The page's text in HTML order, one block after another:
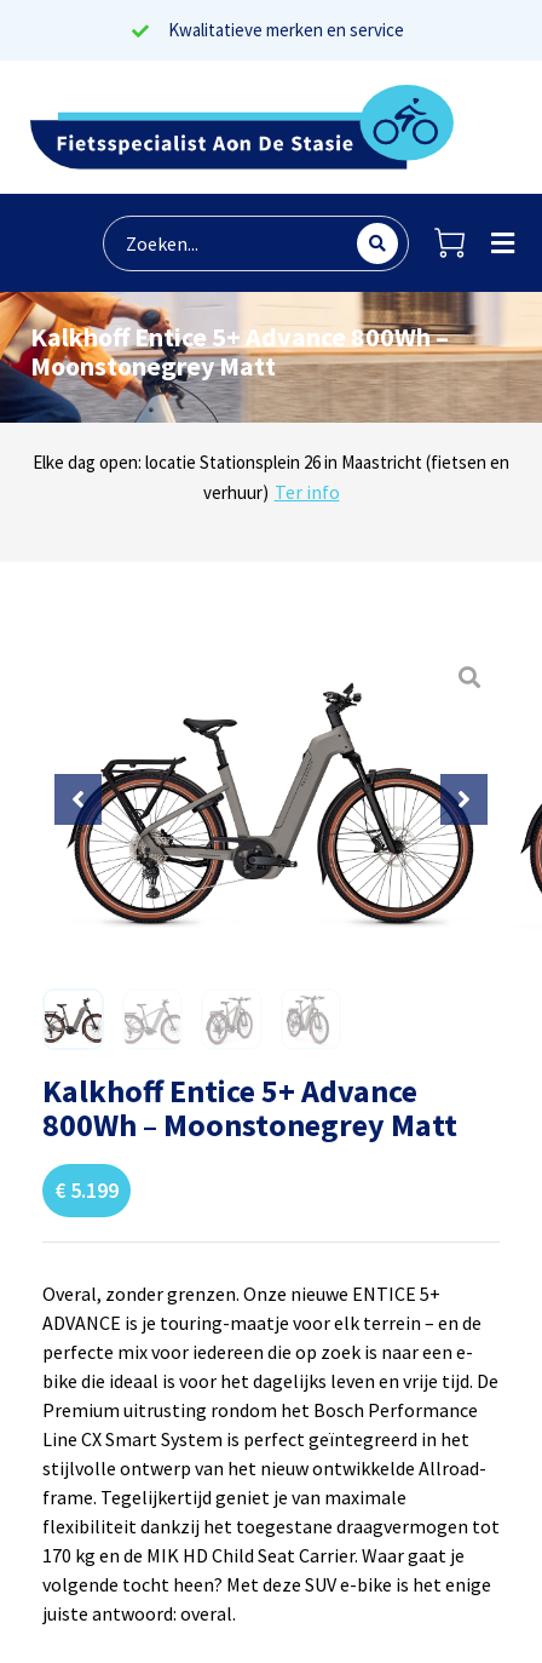
Kwalitatieve merken en service
Kalkhoff Entice 5+ Advance 800Wh –
Moonstonegrey Matt
Dinsdag t/m zaterdag geopen: locaties Sphinxlunet 1 in Maastricht
(e-bikes) en Maaseikersteenweg 183 in Lanaken (fietsen en e-
Elke dag open: locatie Stationsplein 26 in Maastricht (fietsen en
verhuur) Ter info
Onze missie? Tevreden klanten! Lees reviews
Kalkhoff Entice 5+ Advance
800Wh – Moonstonegrey Matt
€ 5.199
Overal, zonder grenzen. Onze nieuwe ENTICE 5+
ADVANCE is je touring-maatje voor elk terrein – en de
perfecte mix voor iedereen die op zoek is naar een e-
bike die ideaal is voor het dagelijks leven en vrije tijd. De
Premium uitrusting rondom het Bosch Performance
Line CX Smart System is perfect geïntegreerd in het
stijlvolle ontwerp van het nieuw ontwikkelde Allroad-
frame. Tegelijkertijd geniet je van maximale
flexibiliteit dankzij het toegestane draagvermogen tot
170 kg en de MIK HD Child Seat Carrier. Waar gaat je
volgende tocht heen? Met deze SUV e-bike is het enige
juiste antwoord: overal.